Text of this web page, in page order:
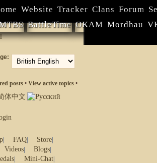
Website Tracker Clans Forum
BattleTime OKAM Mordhau
FAQ Store
Videos Blogs
Mini-Chat
posts • View active topics •